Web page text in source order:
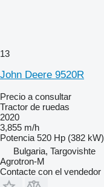
13
John Deere 9520R
Precio a consultar
Tractor de ruedas
2020
3,855 m/h
Potencia 520 Hp (382 kW)
Bulgaria, Targovishte
Agrotron-M
Contacte con el vendedor